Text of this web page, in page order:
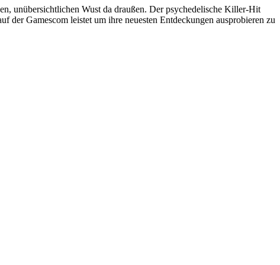
unübersichtlichen Wust da draußen. Der psychedelische Killer-Hit
Gamescom leistet um ihre neuesten Entdeckungen ausprobieren zu